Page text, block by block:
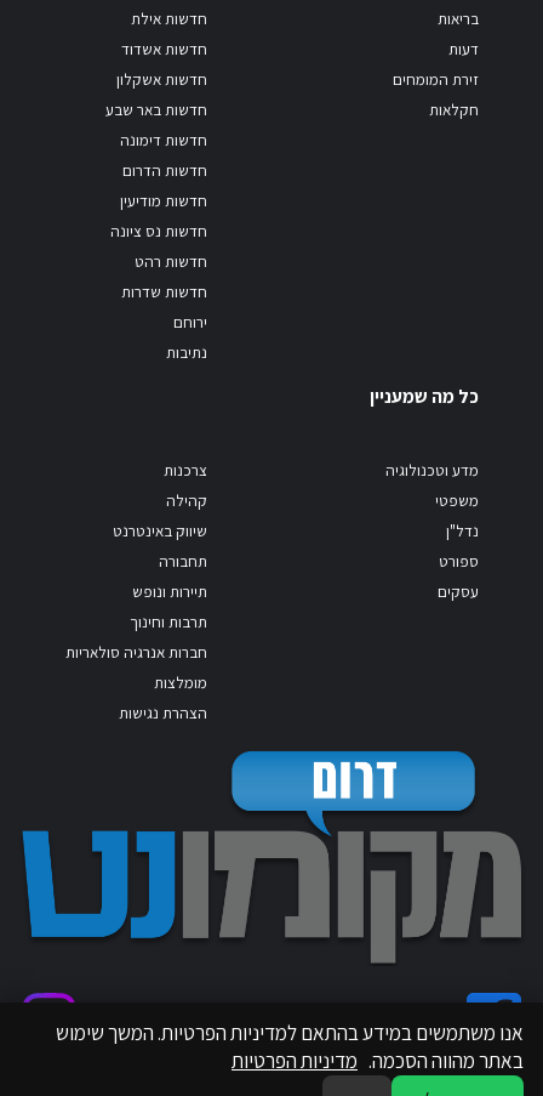
בריאות
דעות
זירת המומחים
חקלאות
חדשות אילת
חדשות אשדוד
חדשות אשקלון
חדשות באר שבע
חדשות דימונה
חדשות הדרום
חדשות מודיעין
חדשות נס ציונה
חדשות רהט
חדשות שדרות
ירוחם
נתיבות
כל מה שמעניין
מדע וטכנולוגיה
משפטי
נדל"ן
ספורט
עסקים
צרכנות
קהילה
שיווק באינטרנט
תחבורה
תיירות ונופש
תרבות וחינוך
חברות אנרגיה סולאריות
מומלצות
הצהרת נגישות
אנו משתמשים במידע בהתאם למדיניות הפרטיות. המשך שימוש
באתר מהווה הסכמה. מדיניות הפרטיות